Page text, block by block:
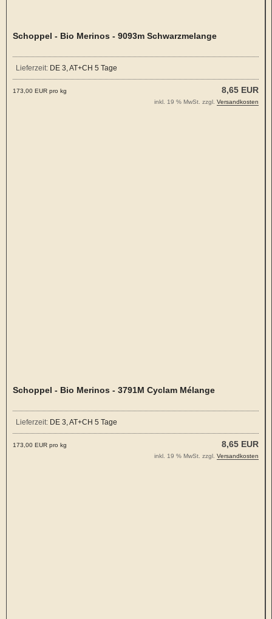
Schoppel - Bio Merinos - 9093m Schwarzmelange
Lieferzeit: DE 3, AT+CH 5 Tage
8,65 EUR
173,00 EUR pro kg
inkl. 19 % MwSt. zzgl. Versandkosten
Schoppel - Bio Merinos - 3791M Cyclam Mélange
Lieferzeit: DE 3, AT+CH 5 Tage
8,65 EUR
173,00 EUR pro kg
inkl. 19 % MwSt. zzgl. Versandkosten